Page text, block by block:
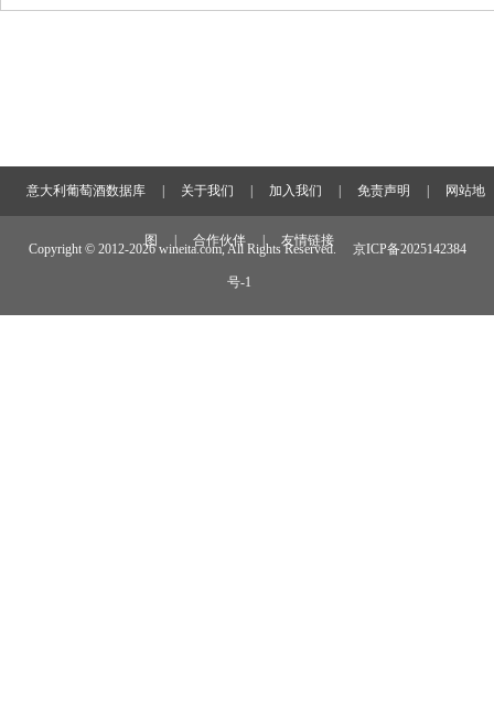
意大利葡萄酒数据库 关于我们 加入我们 免责声明 网站地
图 合作伙伴 友情链接
Copyright © 2012-2026 wineita.com, All Rights Reserved. 京ICP备2025142384
号-1